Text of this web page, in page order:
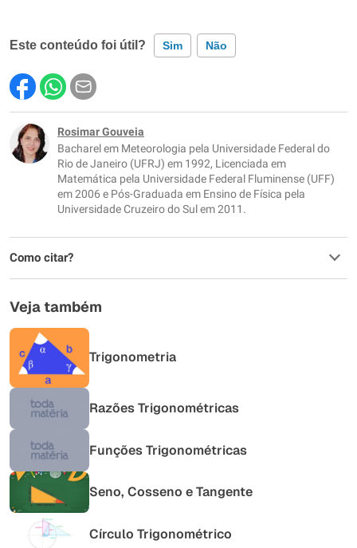
Este conteúdo foi útil? Sim Não
Este conteúdo contém informação incorreta
Este conteúdo não tem a informação que procuro
Outro
Rosimar Gouveia
Bacharel em Meteorologia pela Universidade Federal do
Rio de Janeiro (UFRJ) em 1992, Licenciada em
Matemática pela Universidade Federal Fluminense (UFF)
em 2006 e Pós-Graduada em Ensino de Física pela
Universidade Cruzeiro do Sul em 2011.
Como citar?
Veja também
Trigonometria
Razões Trigonométricas
Funções Trigonométricas
Seno, Cosseno e Tangente
Círculo Trigonométrico